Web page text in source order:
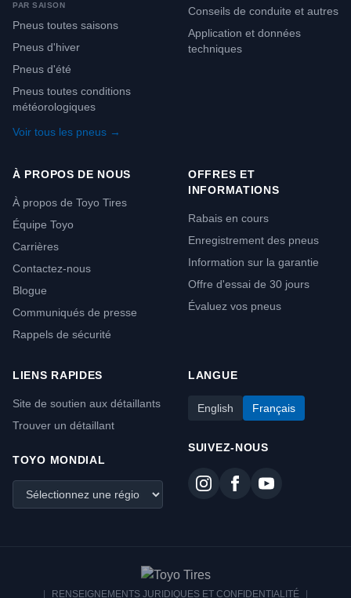
PAR SAISON
Pneus toutes saisons
Pneus d'hiver
Pneus d'été
Pneus toutes conditions
météorologiques
Voir tous les pneus →
Conseils de conduite et autres
Application et données
techniques
À PROPOS DE NOUS
À propos de Toyo Tires
Équipe Toyo
Carrières
Contactez-nous
Blogue
Communiqués de presse
Rappels de sécurité
OFFRES ET
INFORMATIONS
Rabais en cours
Enregistrement des pneus
Information sur la garantie
Offre d'essai de 30 jours
Évaluez vos pneus
LIENS RAPIDES
Site de soutien aux détaillants
Trouver un détaillant
TOYO MONDIAL
LANGUE
English Français
SUIVEZ-NOUS
RENSEIGNEMENTS JURIDIQUES ET CONFIDENTIALITÉ